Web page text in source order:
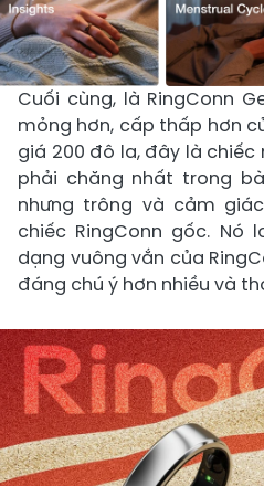
Cuối cùng, là RingConn
mỏng hơn, cấp thấp hơn
giá 200 đô la, đây là
phải chăng nhất trong
nhưng trông và cảm
chiếc RingConn gốc. Nó
dạng vuông vắn của
đáng chú ý hơn nhiều và